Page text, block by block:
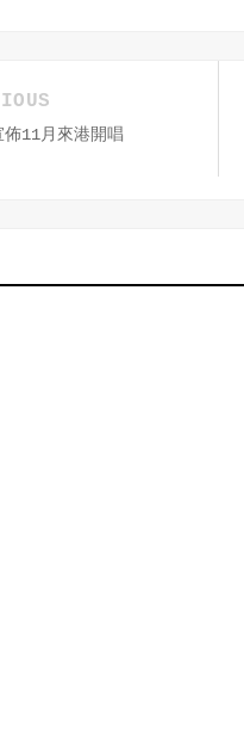
佈11月來港開唱